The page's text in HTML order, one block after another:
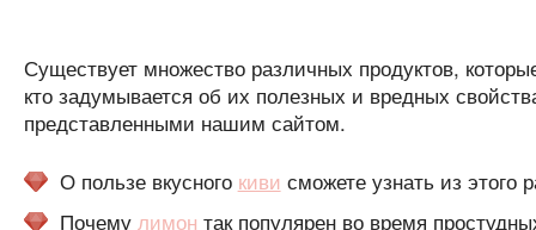
Существует множество различных продуктов,
кто задумывается об их полезных и вредных
представленными нашим сайтом.
О пользе вкусного киви сможете узнать из этого
Почему лимон так популярен во время